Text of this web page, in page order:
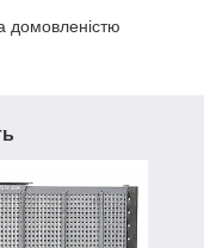
домовленістю